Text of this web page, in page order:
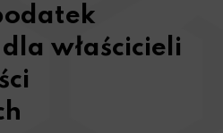
właścicieli